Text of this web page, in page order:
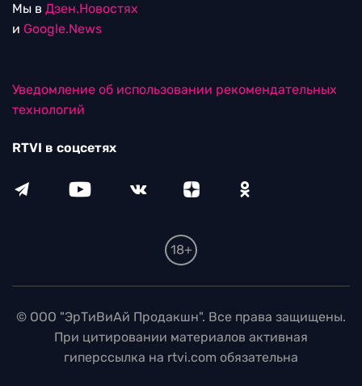
Мы в Дзен.Новостях
и Google.News
Уведомление об использовании рекомендательных
технологий
RTVI в соцсетях
18+
© ООО "ЭрТиВиАй Продакшн". Все права защищены.
При цитировании материалов активная
гиперссылка на rtvi.com обязательна